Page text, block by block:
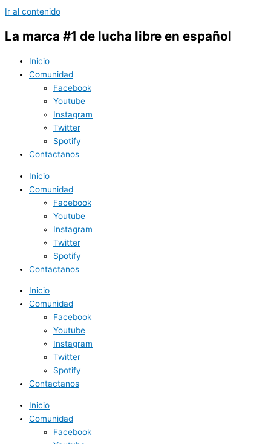
Ir al contenido
La marca #1 de lucha libre en español
Inicio
Comunidad
Facebook
Youtube
Instagram
Twitter
Spotify
Contactanos
Inicio
Comunidad
Facebook
Youtube
Instagram
Twitter
Spotify
Contactanos
Inicio
Comunidad
Facebook
Youtube
Instagram
Twitter
Spotify
Contactanos
Inicio
Comunidad
Facebook